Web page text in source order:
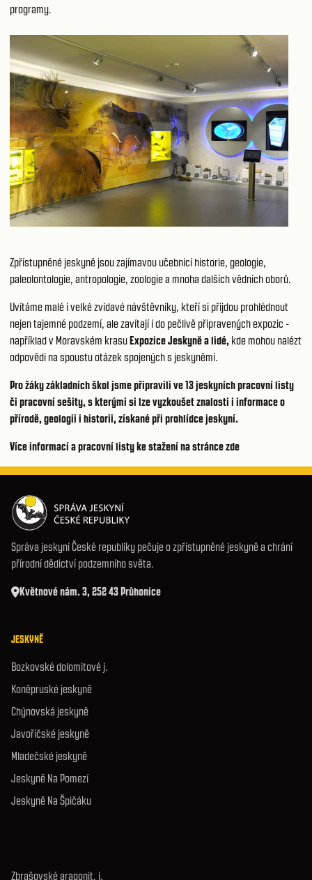
programy.
Zpřístupněné jeskyně jsou zajímavou učebnicí historie, geologie,
paleolontologie, antropologie, zoologie a mnoha dalších vědních oborů.
Uvítáme malé i velké zvídavé návštěvníky, kteří si přijdou prohlédnout
nejen tajemné podzemí, ale zavítají i do pečlivě připravených expozic -
například v Moravském krasuExpozice Jeskyně a lidé, kde mohou nalézt
odpovědi na spoustu otázek spojených s jeskyněmi.
Pro žáky základních škol jsme připravili ve 13 jeskyních pracovní listy
či pracovní sešity, s kterými si lze vyzkoušet znalosti i informace o
přírodě, geologii i historii, získané při prohlídce jeskyní.
Více informací a pracovní listy ke staženína stránce zde
Správa jeskyní České republiky pečuje o zpřístupněné jeskyně a chrání
přírodní dědictví podzemního světa.
Květnové nám. 3, 252 43 Průhonice
JESKYNĚ
Bozkovské dolomitové j.
Koněpruské jeskyně
Chýnovská jeskyně
Javoříčské jeskyně
Mladečské jeskyně
Jeskyně Na Pomezí
Jeskyně Na Špičáku
Zbrašovské aragonit. j.